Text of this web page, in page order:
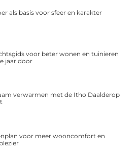
als basis voor sfeer en karakter
voor beter wonen en tuinieren
jaar door
verwarmen met de Itho Daalderop
voor meer wooncomfort en